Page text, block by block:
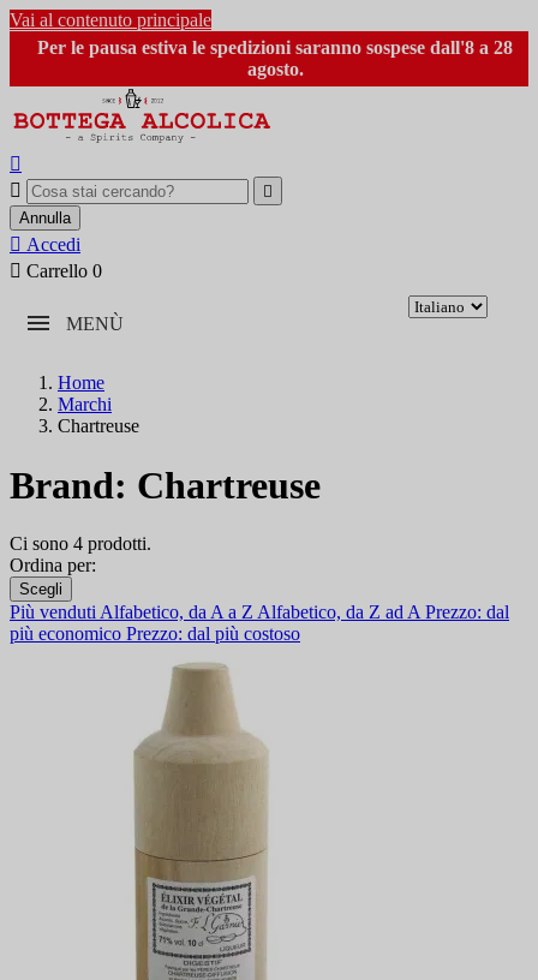
Vai al contenuto principale
Per le pausa estiva le spedizioni saranno sospese dall'8 a 28
agosto.



Annulla
 Accedi
 Carrello 0
MENÙ
Home
Marchi
Chartreuse
Brand: Chartreuse
Ci sono 4 prodotti.
Ordina per:
Scegli
Più venduti Alfabetico, da A a Z Alfabetico, da Z ad A Prezzo: dal
più economico Prezzo: dal più costoso